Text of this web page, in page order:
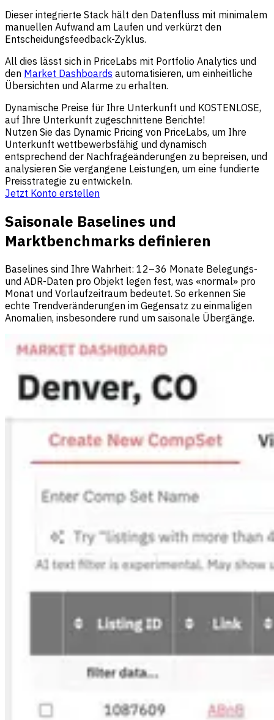
Dieser integrierte Stack hält den Datenfluss mit minimalem
manuellen Aufwand am Laufen und verkürzt den
Entscheidungsfeedback-Zyklus.
All dies lässt sich in PriceLabs mit Portfolio Analytics und
den Market Dashboards automatisieren, um einheitliche
Übersichten und Alarme zu erhalten.
Dynamische Preise für Ihre Unterkunft und KOSTENLOSE,
auf Ihre Unterkunft zugeschnittene Berichte!
Nutzen Sie das Dynamic Pricing von PriceLabs, um Ihre
Unterkunft wettbewerbsfähig und dynamisch
entsprechend der Nachfrageänderungen zu bepreisen, und
analysieren Sie vergangene Leistungen, um eine fundierte
Preisstrategie zu entwickeln.
Jetzt Konto erstellen
Saisonale Baselines und
Marktbenchmarks definieren
Baselines sind Ihre Wahrheit: 12–36 Monate Belegungs-
und ADR-Daten pro Objekt legen fest, was «normal» pro
Monat und Vorlaufzeitraum bedeutet. So erkennen Sie
echte Trendveränderungen im Gegensatz zu einmaligen
Anomalien, insbesondere rund um saisonale Übergänge.